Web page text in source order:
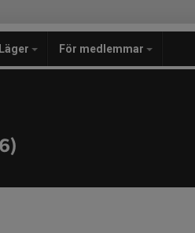
Läger För medlemmar